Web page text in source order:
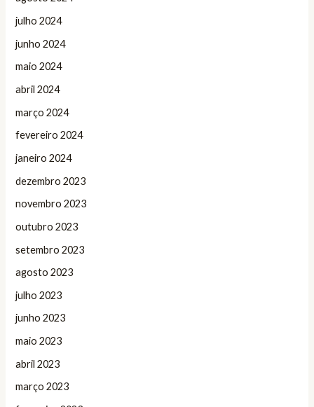
julho 2024
junho 2024
maio 2024
abril 2024
março 2024
fevereiro 2024
janeiro 2024
dezembro 2023
novembro 2023
outubro 2023
setembro 2023
agosto 2023
julho 2023
junho 2023
maio 2023
abril 2023
março 2023